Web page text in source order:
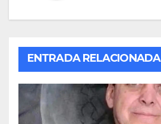
ENTRADA RELACIONADA